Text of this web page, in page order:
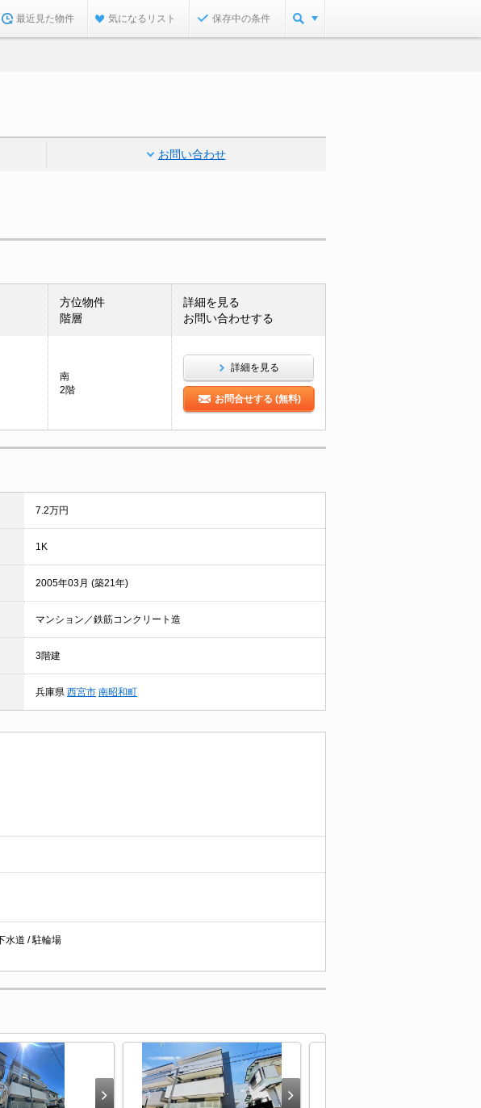
最近見た物件 気になるリスト 保存中の条件
お問い合わせ
方位物件
階層
詳細を見る
お問い合わせする
南
2階
詳細を見る
お問合せする (無料)
7.2万円
1K
2005年03月 (築21年)
マンション／鉄筋コンクリート造
3階建
兵庫県 西宮市 南昭和町
水道 / 駐輪場